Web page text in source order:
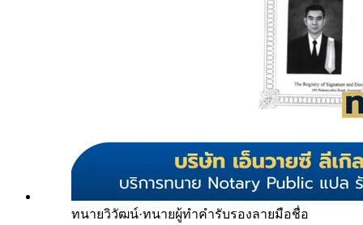
ทนายวิวัฒน์·ทนายผู้ทำคำรับรองลายมือชื่อ